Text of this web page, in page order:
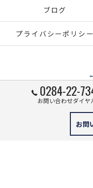
0284-22-
お問い合わせダイヤ
お問
ブログ
プライバシーポリシー
© 2026 栃木県足利市の外壁塗